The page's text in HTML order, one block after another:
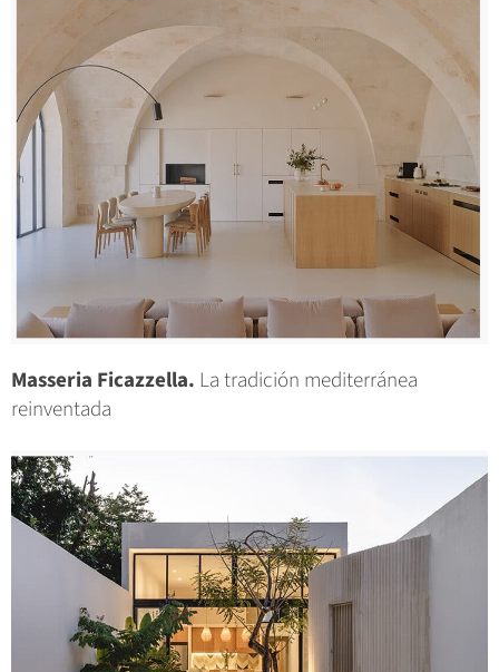
Masseria Ficazzella. La tradición mediterránea
reinventada